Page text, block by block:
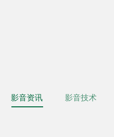
影音资讯 影音技术